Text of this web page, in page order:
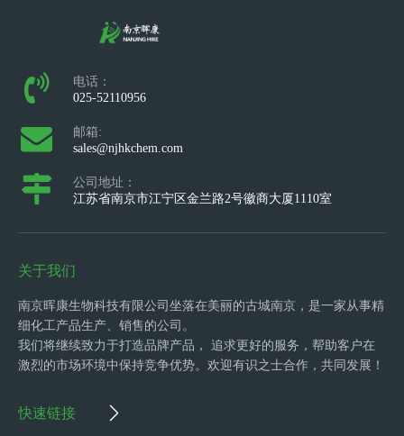
电话：
025-52110956
邮箱:
sales@njhkchem.com
公司地址：
江苏省南京市江宁区金兰路2号徽商大厦1110室
关于我们
南京晖康生物科技有限公司坐落在美丽的古城南京，是一家从事精
细化工产品生产、销售的公司。
我们将继续致力于打造品牌产品， 追求更好的服务，帮助客户在
激烈的市场环境中保持竞争优势。欢迎有识之士合作，共同发展！
快速链接